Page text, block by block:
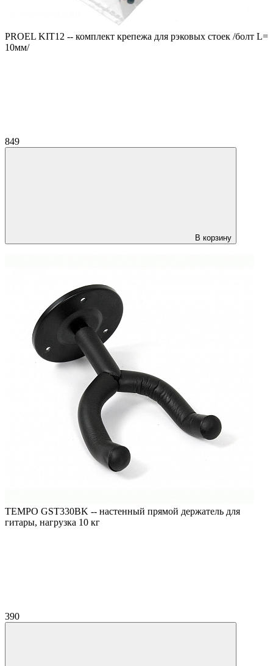
PROEL KIT12 -- комплект крепежа для рэковых стоек /болт L=
10мм/
849
В корзину
TEMPO GST330BK -- настенный прямой держатель для
гитары, нагрузка 10 кг
390